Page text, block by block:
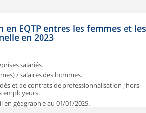
en EQTP entres les femmes et les
en 2023
salariés.
/ salaires des hommes.
et de contrats de professionnalisation ; hors
employeurs.
en géographie au 01/01/2025.